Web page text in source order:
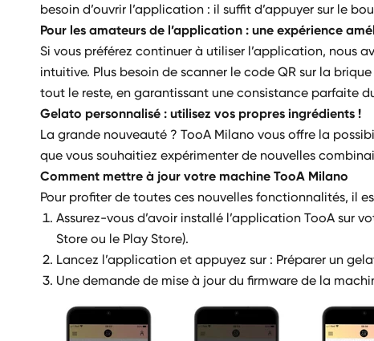
besoin d’ouvrir l’application : il suffit d’appuyer sur le
Pour les amateurs de l’application : une expérience
Si vous préférez continuer à utiliser l’application, nous
intuitive. Plus besoin de scanner le code QR sur la
tout le reste, en garantissant une consistance parfaite
Gelato personnalisé : utilisez vos propres ingrédients !
La grande nouveauté ? TooA Milano vous offre la
que vous souhaitiez expérimenter de nouvelles
Comment mettre à jour votre machine TooA Milano
Pour profiter de toutes ces nouvelles fonctionnalités, il
Assurez-vous d’avoir installé l’application TooA sur
Store ou le Play Store).
Lancez l’application et appuyez sur : Préparer un
Une demande de mise à jour du firmware de la